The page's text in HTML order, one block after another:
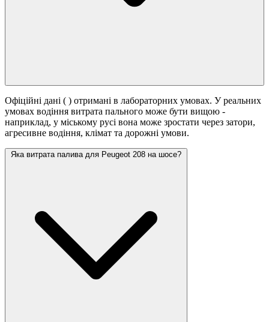
Офіційні дані ( ) отримані в лабораторних умовах. У реальних
умовах водіння витрата пального може бути вищою -
наприклад, у міському русі вона може зростати через затори,
агресивне водіння, клімат та дорожні умови.
Яка витрата палива для Peugeot 208 на шосе?